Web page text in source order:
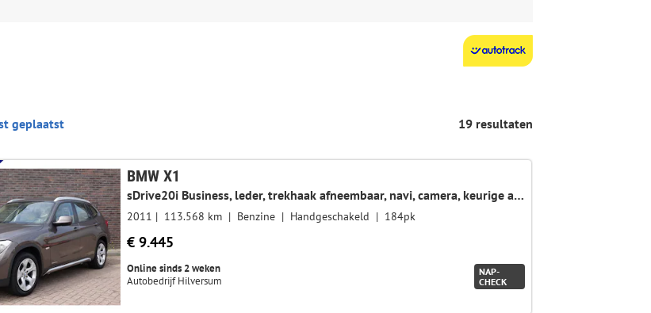
19 resultaten
BMW X1
sDrive20i Business, leder, trekhaak afneembaar, navi, camera, keurige auto
2011 113.568 km Benzine Handgeschakeld 184pk
€ 9.445
Online sinds 2 weken
Autobedrijf Hilversum
NAP-
CHECK